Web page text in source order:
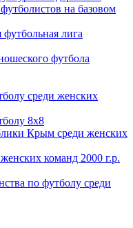
на базовом
лига
футбола
среди женских
8х8
Крым среди женских
команд 2000 г.р.
по футболу среди